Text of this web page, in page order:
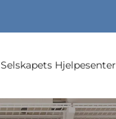
Selskapets Hjelpesenter